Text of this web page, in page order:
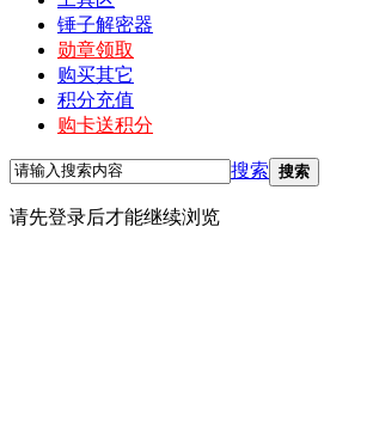
锤子解密器
勋章领取
购买其它
积分充值
购卡送积分
搜索 搜索
请先登录后才能继续浏览